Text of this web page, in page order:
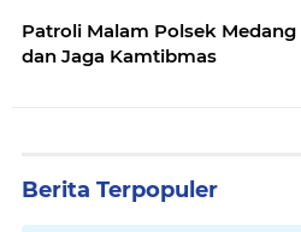
Patroli Malam Polsek
dan Jaga Kamtibmas
Berita Terpopuler